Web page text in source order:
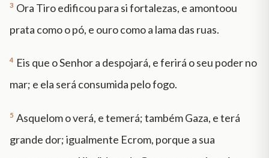
3 Ora Tiro edificou para si fortalezas, e amontoou
prata como o pó, e ouro como a lama das ruas.
4 Eis que o Senhor a despojará, e ferirá o seu poder no
mar; e ela será consumida pelo fogo.
5 Asquelom o verá, e temerá; também Gaza, e terá
grande dor; igualmente Ecrom, porque a sua